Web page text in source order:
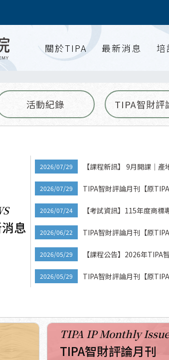
關於TIPA 最新消息 培
活動紀錄 TIPA智財評
息
2026/07/29
【課程新訊】 9月開課｜產地標章及地方創
2026/07/29
TIPA智財評論月刊【原
2026/07/24
【考試資訊】115年度商標
2026/06/22
TIPA智財評論月刊【原
2026/05/29
【課程公告】2026年TIPA
2026/05/29
TIPA智財評論月刊【原
TIPA IP Monthly Issue
TIPA智財評論月刊